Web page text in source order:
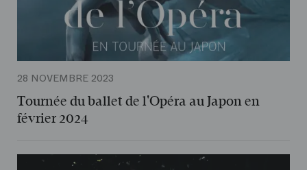
28 NOVEMBRE 2023
Tournée du ballet de l'Opéra au Japon en
février 2024